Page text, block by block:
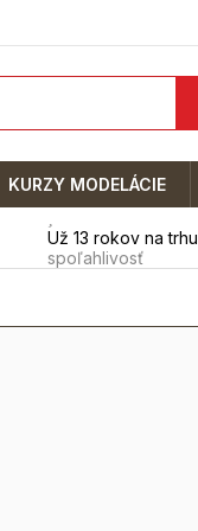
KURZY MODELÁCIE
Už 13 rokov na trhu
spoľahlivosť